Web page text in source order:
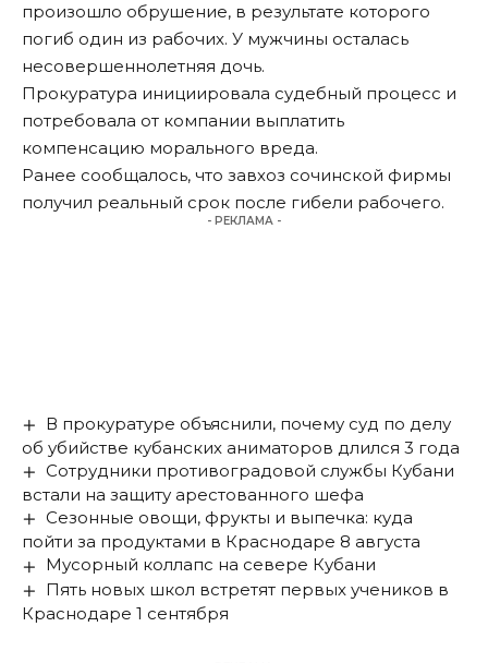
произошло обрушение, в результате которого
погиб один из рабочих. У мужчины осталась
несовершеннолетняя дочь.
Прокуратура инициировала судебный процесс и
потребовала от компании выплатить
компенсацию морального вреда.
Ранее сообщалось, что завхоз сочинской фирмы
получил реальный срок после гибели рабочего.
- РЕКЛАМА -
В прокуратуре объяснили, почему суд по делу
об убийстве кубанских аниматоров длился 3 года
Сотрудники противоградовой службы Кубани
встали на защиту арестованного шефа
Сезонные овощи, фрукты и выпечка: куда
пойти за продуктами в Краснодаре 8 августа
Мусорный коллапс на севере Кубани
Пять новых школ встретят первых учеников в
Краснодаре 1 сентября